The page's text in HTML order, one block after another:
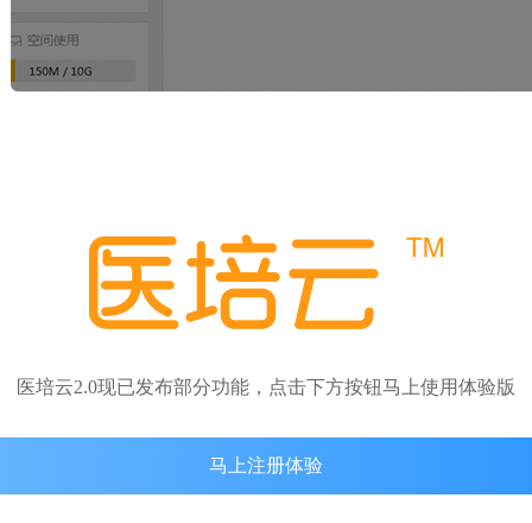
医培云2.0现已发布部分功能，点击下方按钮马上使用体验版
马上注册体验